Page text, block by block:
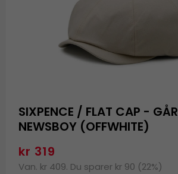
SIXPENCE / FLAT CAP -
NEWSBOY (OFFWHITE)
kr 319
Van. kr 409. Du sparer kr 90 (22%)